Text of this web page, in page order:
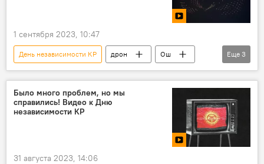
1 сентября 2023, 10:47
День независимости КР дрон
Ош
шоу
видео Кыргызстан
Еще 3
Было много проблем, но мы
справились! Видео к Дню
независимости КР
31 августа 2023, 14:06